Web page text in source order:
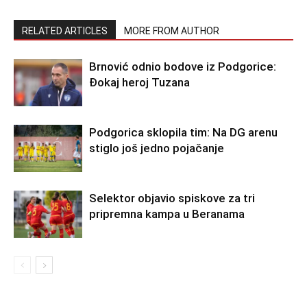
RELATED ARTICLES MORE FROM AUTHOR
Brnović odnio bodove iz Podgorice:
Đokaj heroj Tuzana
Podgorica sklopila tim: Na DG arenu
stiglo još jedno pojačanje
Selektor objavio spiskove za tri
pripremna kampa u Beranama